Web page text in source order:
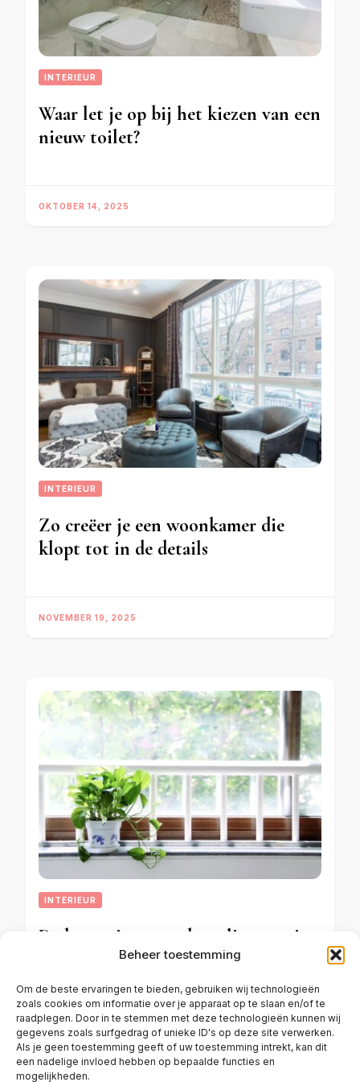
Beheer toestemming
Om de beste ervaringen te bieden, gebruiken wij technologieën
zoals cookies om informatie over je apparaat op te slaan en/of te
raadplegen. Door in te stemmen met deze technologieën kunnen wij
gegevens zoals surfgedrag of unieke ID's op deze site verwerken.
Als je geen toestemming geeft of uw toestemming intrekt, kan dit
een nadelige invloed hebben op bepaalde functies en
mogelijkheden.
INTERIEUR
Waar let je op bij het kiezen van een
nieuw toilet?
OKTOBER 14, 2025
INTERIEUR
Zo creëer je een woonkamer die
klopt tot in de details
NOVEMBER 19, 2025
INTERIEUR
De beste tips voor de styling van je
vensterbank!
NOVEMBER 14, 2024